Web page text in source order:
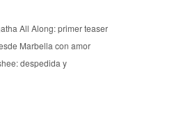
All Along: primer teaser
Marbella con amor
despedida y